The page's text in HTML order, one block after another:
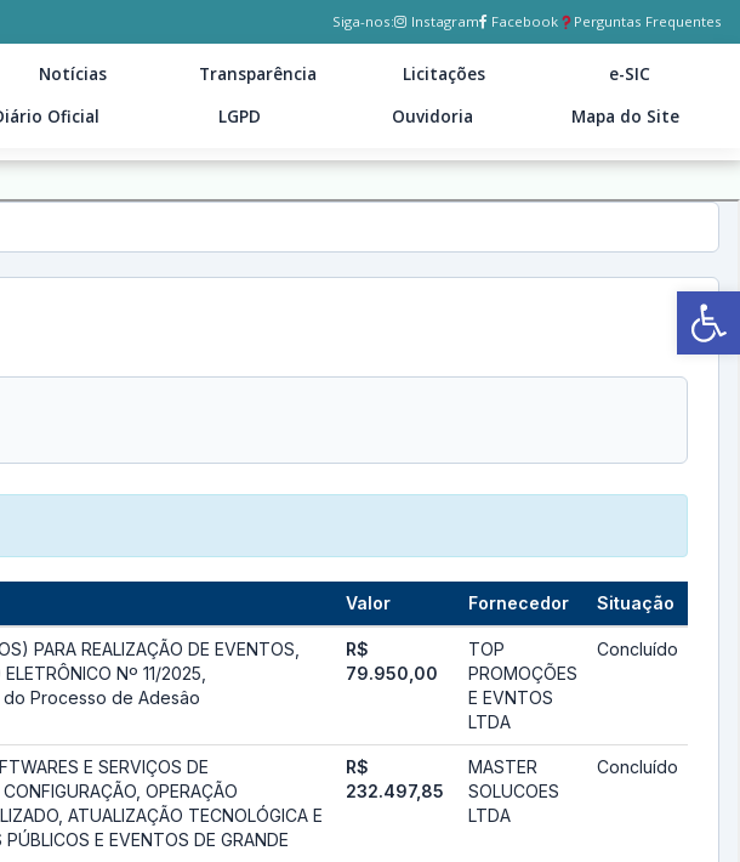
Siga-nos: Instagram Facebook Perguntas Frequentes
Notícias Transparência Licitações
e-SIC
Oficial LGPD Ouvidoria Mapa do Site